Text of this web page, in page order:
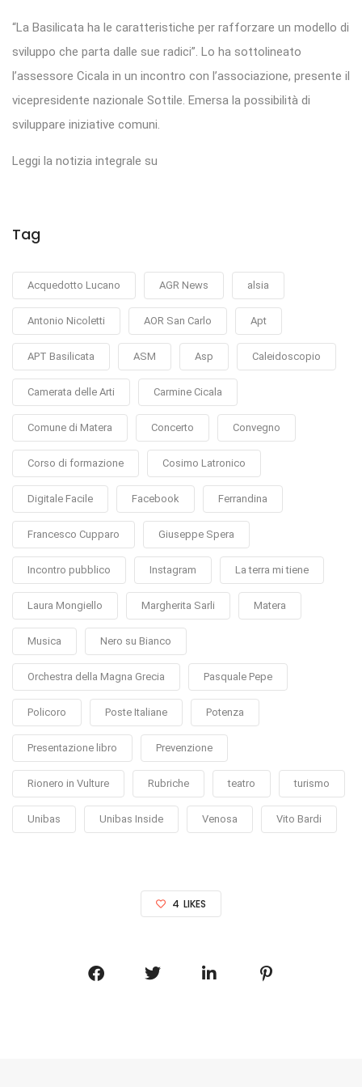
“La Basilicata ha le caratteristiche per rafforzare un modello di
sviluppo che parta dalle sue radici”. Lo ha sottolineato
l’assessore Cicala in un incontro con l’associazione, presente il
vicepresidente nazionale Sottile. Emersa la possibilità di
sviluppare iniziative comuni.
Leggi la notizia integrale su
Tag
Acquedotto Lucano AGR News alsia
Antonio Nicoletti AOR San Carlo Apt
APT Basilicata ASM Asp Caleidoscopio
Camerata delle Arti Carmine Cicala
Comune di Matera Concerto Convegno
Corso di formazione Cosimo Latronico
Digitale Facile Facebook Ferrandina
Francesco Cupparo Giuseppe Spera
Incontro pubblico Instagram La terra mi tiene
Laura Mongiello Margherita Sarli Matera
Musica Nero su Bianco
Orchestra della Magna Grecia Pasquale Pepe
Policoro Poste Italiane Potenza
Presentazione libro Prevenzione
Rionero in Vulture Rubriche teatro turismo
Unibas Unibas Inside Venosa Vito Bardi
4 LIKES